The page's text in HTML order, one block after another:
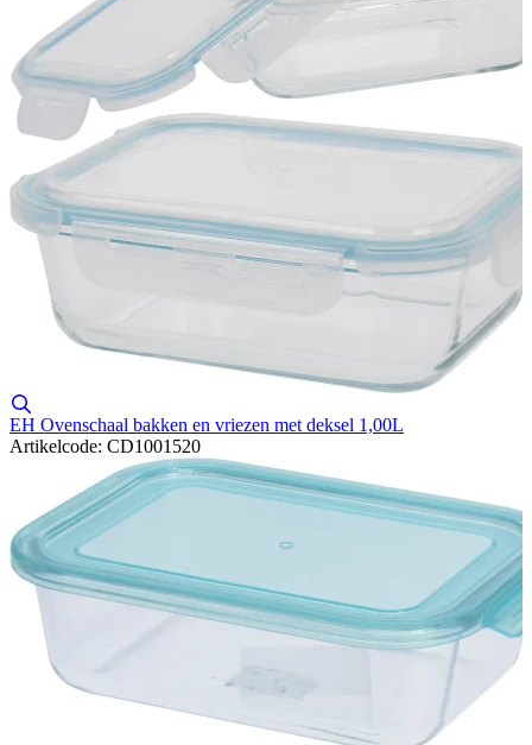
EH Ovenschaal bakken en vriezen met deksel 1,00L
Artikelcode: CD1001520